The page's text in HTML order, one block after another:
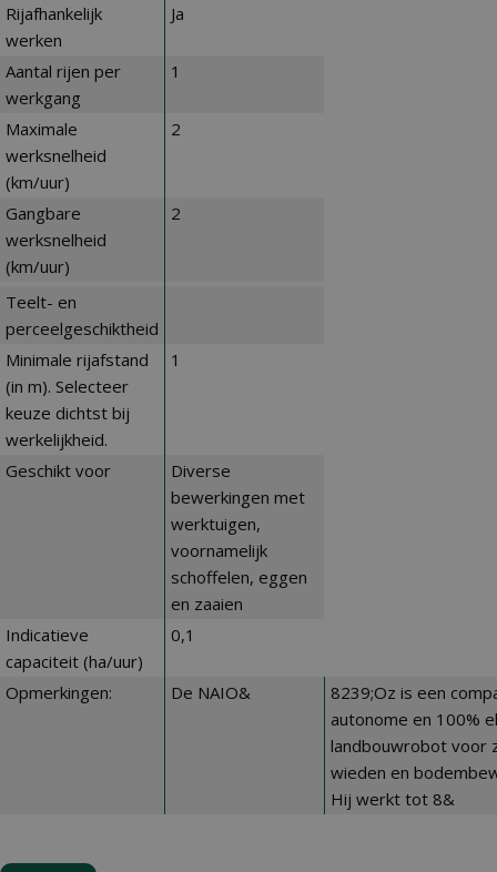
Rijafhankelijk
werken
Ja
Aantal rijen per
werkgang
1
Maximale
werksnelheid
(km/uur)
2
Gangbare
werksnelheid
(km/uur)
2
Teelt- en
perceelgeschiktheid
Minimale rijafstand
(in m). Selecteer
keuze dichtst bij
werkelijkheid.
1
Geschikt voor
Diverse
bewerkingen met
werktuigen,
voornamelijk
schoffelen, eggen
en zaaien
Indicatieve
capaciteit (ha/uur)
0,1
Opmerkingen: De NAIO&
8239;Oz is een
autonome en 100%
landbouwrobot voor
wieden en
Hij werkt tot 8&